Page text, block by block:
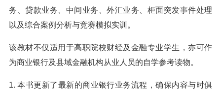
务、贷款业务、中间业务、外汇业务、柜面突发事件处理
以及综合案例分析与竞赛模拟实训。
该教材不仅适用于高职院校财经及金融专业学生，亦可作
为商业银行及县域金融机构从业人员的自学参考读物。
1. 本书更新了最新的商业银行业务流程，确保内容与时俱